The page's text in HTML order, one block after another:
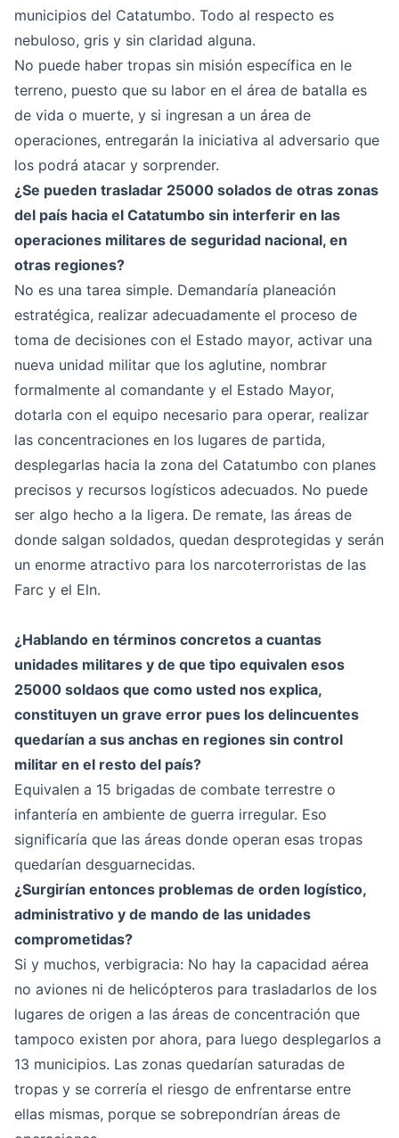
municipios del Catatumbo. Todo al respecto es
nebuloso, gris y sin claridad alguna.
No puede haber tropas sin misión específica en le
terreno, puesto que su labor en el área de batalla es
de vida o muerte, y si ingresan a un área de
operaciones, entregarán la iniciativa al adversario que
los podrá atacar y sorprender.
¿Se pueden trasladar 25000 solados de otras zonas
del país hacia el Catatumbo sin interferir en las
operaciones militares de seguridad nacional, en
otras regiones?
No es una tarea simple. Demandaría planeación
estratégica, realizar adecuadamente el proceso de
toma de decisiones con el Estado mayor, activar una
nueva unidad militar que los aglutine, nombrar
formalmente al comandante y el Estado Mayor,
dotarla con el equipo necesario para operar, realizar
las concentraciones en los lugares de partida,
desplegarlas hacia la zona del Catatumbo con planes
precisos y recursos logísticos adecuados. No puede
ser algo hecho a la ligera. De remate, las áreas de
donde salgan soldados, quedan desprotegidas y serán
un enorme atractivo para los narcoterroristas de las
Farc y el Eln.
¿Hablando en términos concretos a cuantas
unidades militares y de que tipo equivalen esos
25000 soldaos que como usted nos explica,
constituyen un grave error pues los delincuentes
quedarían a sus anchas en regiones sin control
militar en el resto del país?
Equivalen a 15 brigadas de combate terrestre o
infantería en ambiente de guerra irregular. Eso
significaría que las áreas donde operan esas tropas
quedarían desguarnecidas.
¿Surgirían entonces problemas de orden logístico,
administrativo y de mando de las unidades
comprometidas?
Si y muchos, verbigracia: No hay la capacidad aérea
no aviones ni de helicópteros para trasladarlos de los
lugares de origen a las áreas de concentración que
tampoco existen por ahora, para luego desplegarlos a
13 municipios. Las zonas quedarían saturadas de
tropas y se correría el riesgo de enfrentarse entre
ellas mismas, porque se sobrepondrían áreas de